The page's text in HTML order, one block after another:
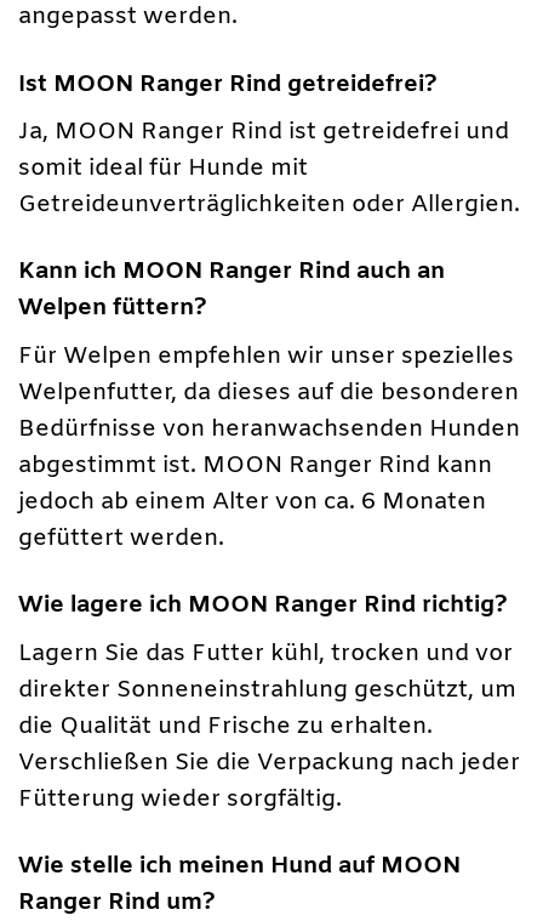
angepasst werden.
Ist MOON Ranger Rind getreidefrei?
Ja, MOON Ranger Rind ist getreidefrei und
somit ideal für Hunde mit
Getreideunverträglichkeiten oder Allergien.
Kann ich MOON Ranger Rind auch an
Welpen füttern?
Für Welpen empfehlen wir unser spezielles
Welpenfutter, da dieses auf die besonderen
Bedürfnisse von heranwachsenden Hunden
abgestimmt ist. MOON Ranger Rind kann
jedoch ab einem Alter von ca. 6 Monaten
gefüttert werden.
Wie lagere ich MOON Ranger Rind richtig?
Lagern Sie das Futter kühl, trocken und vor
direkter Sonneneinstrahlung geschützt, um
die Qualität und Frische zu erhalten.
Verschließen Sie die Verpackung nach jeder
Fütterung wieder sorgfältig.
Wie stelle ich meinen Hund auf MOON
Ranger Rind um?